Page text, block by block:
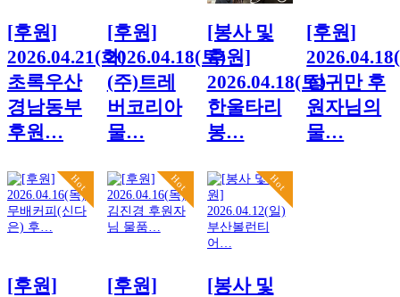
[후원]
2026.04.21(화)
초록우산
경남동부
후원…
[후원]
2026.04.18(토)
(주)트레
버코리아
물…
[봉사 및
후원]
2026.04.18(토)
한울타리
봉…
[후원]
정귀만 후
원자님의
물…
Hot
[후원]
Hot
[후원]
Hot
[봉사 및